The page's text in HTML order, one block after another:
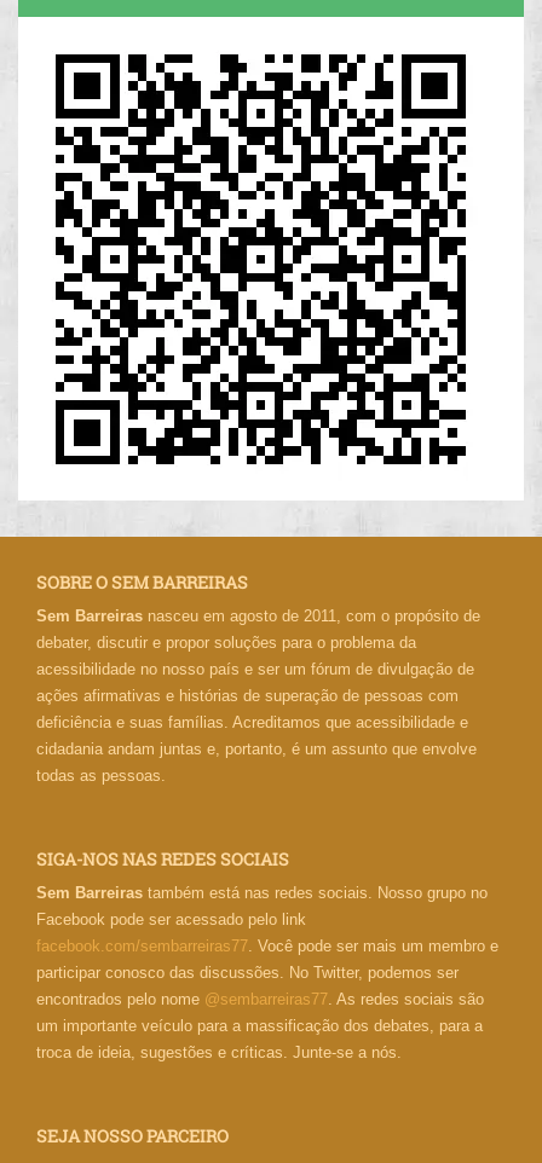
SOBRE O SEM BARREIRAS
Sem Barreiras nasceu em agosto de 2011, com o propósito de
debater, discutir e propor soluções para o problema da
acessibilidade no nosso país e ser um fórum de divulgação de
ações afirmativas e histórias de superação de pessoas com
deficiência e suas famílias. Acreditamos que acessibilidade e
cidadania andam juntas e, portanto, é um assunto que envolve
todas as pessoas.
SIGA-NOS NAS REDES SOCIAIS
Sem Barreiras também está nas redes sociais. Nosso grupo no
Facebook pode ser acessado pelo link
facebook.com/sembarreiras77 . Você pode ser mais um membro e
participar conosco das discussões. No Twitter, podemos ser
encontrados pelo nome @sembarreiras77 . As redes sociais são
um importante veículo para a massificação dos debates, para a
troca de ideia, sugestões e críticas. Junte-se a nós.
SEJA NOSSO PARCEIRO